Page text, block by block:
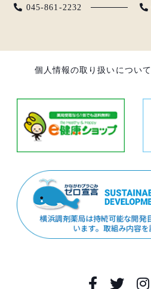
045-861-2232
個人情報の取り扱いについて